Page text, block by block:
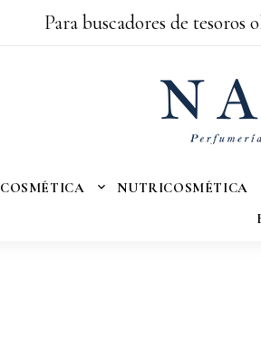
Para buscadores de tesoros
COSMÉTICA NUTRICOSMÉTICA